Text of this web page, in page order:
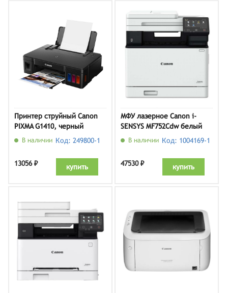
Принтер струйный Canon
PIXMA G1410, черный
В наличии Код: 249800-1
13056 ₽ купить
МФУ лазерное Canon i-
SENSYS MF752Cdw белый
В наличии Код: 1004169-1
47530 ₽ купить